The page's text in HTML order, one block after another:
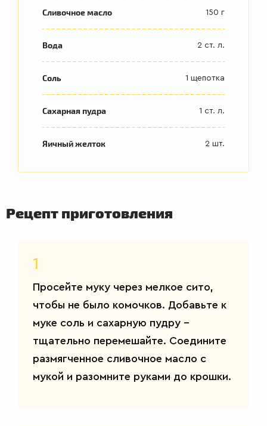
Сливочное масло 150 г
Вода 2 ст. л.
Соль 1 щепотка
Сахарная пудра 1 ст. л.
Яичный желток 2 шт.
Рецепт приготовления
1
Просейте муку через мелкое сито,
чтобы не было комочков. Добавьте к
муке соль и сахарную пудру –
тщательно перемешайте. Соедините
размягченное сливочное масло с
мукой и разомните руками до крошки.